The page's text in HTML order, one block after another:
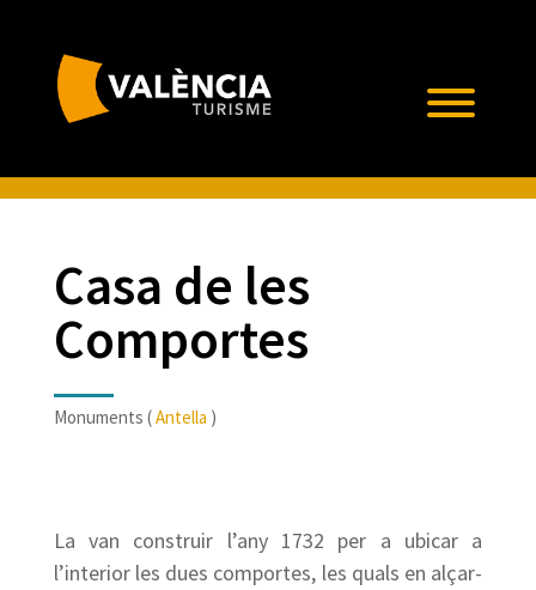
Casa de les
Comportes
Monuments (Antella )
La van construir l’any 1732 per a ubicar a
l’interior les dues comportes, les quals en alçar-